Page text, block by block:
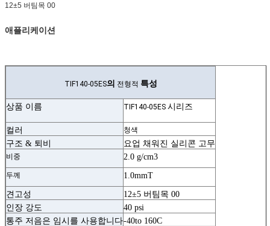
12±5 버팀목 00
애플리케이션
TIF140-05ES의 전형적 특성
상품 이름 TIF140-05ES 시리즈
컬러 청색
구조 & 퇴비 요업 채워진 실리콘 고무
비중 2.0 g/cm3
두께 1.0mmT
견고성
12±5 버팀목 00
인장 강도
40 psi
통주 저음은 임시를 사용합니다-40to 160C